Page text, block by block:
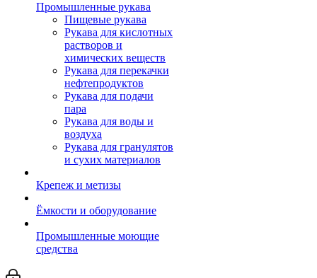
Промышленные рукава
Пищевые рукава
Рукава для кислотных
растворов и
химических веществ
Рукава для перекачки
нефтепродуктов
Рукава для подачи
пара
Рукава для воды и
воздуха
Рукава для гранулятов
и сухих материалов
Крепеж и метизы
Ёмкости и оборудование
Промышленные моющие
средства